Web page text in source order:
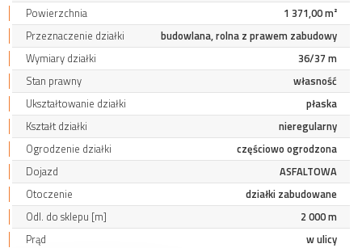
Powierzchnia
1 371,00 m²
Przeznaczenie działki
budowlana, rolna z prawem zabudowy
Wymiary działki
36/37 m
Stan prawny
własność
Ukształtowanie działki
płaska
Kształt działki
nieregularny
Ogrodzenie działki
częściowo ogrodzona
Dojazd
ASFALTOWA
Otoczenie
działki zabudowane
Odl. do sklepu [m]
2 000 m
Prąd
w ulicy